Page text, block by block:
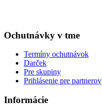
Ochutnávky v tme
Termíny ochutnávok
Darček
Pre skupiny
Prihlásenie pre partnerov
Informácie